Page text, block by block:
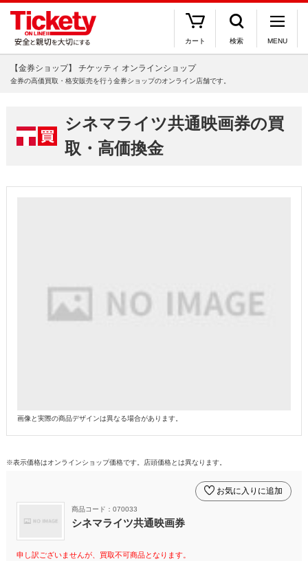
カート 検索 MENU
【金券ショップ】 チケッティ オンラインショップ
金券の高価買取・格安販売を行う金券ショップのオンライン店舗です。
シネマライツ共通映画券の買
取・高価換金
画像と実際の商品デザインは異なる場合があります。
※表示価格はオンラインショップ価格です。店頭価格とは異なります。
商品コード：070033
シネマライツ共通映画券
お気に入りに追加
申し訳ございませんが、買取不可商品となります。